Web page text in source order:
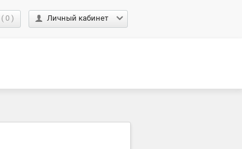
( 0 ) Личный кабинет